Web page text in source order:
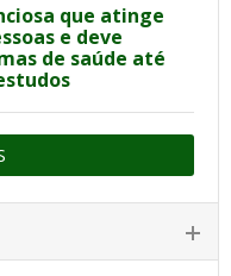
que atinge
e deve
de saúde até